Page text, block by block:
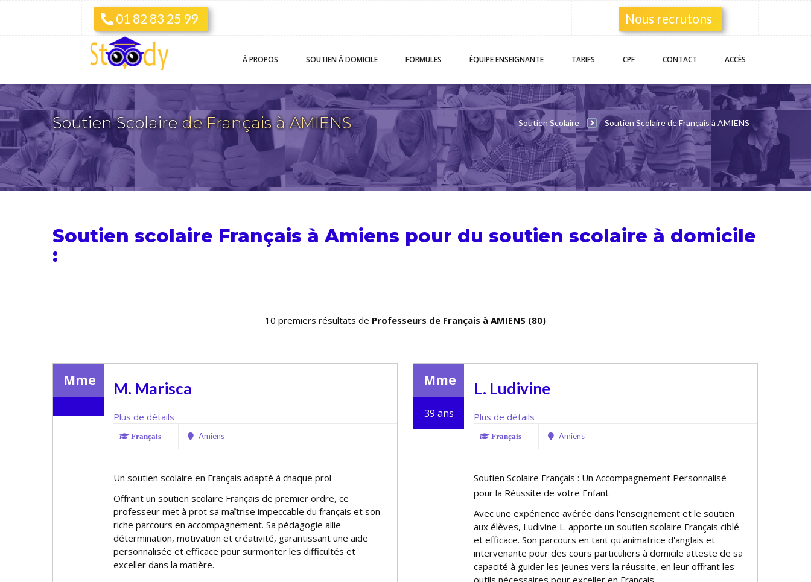
01 82 83 25 99 Nous recrutons
À PROPOS SOUTIENÀ DOMICILE FORMULES ÉQUIPEENSEIGNANTE TARIFS CPF CONTACT ACCÈS
Soutien Scolairede Français à AMIENS Soutien Scolaire Soutien Scolaire de Français à AMIENS
Soutien scolaire Français à Amiens pour du soutien scolaire à domicile
:
10 premiers résultats de Professeurs de Français à AMIENS (80)
Mme M. Marisca
Plus de détails
Français Amiens
Un soutien scolaire en Français adapté à chaque profil
Offrant un soutien scolaire Français de premier ordre, ce
professeur met à profit sa maîtrise impeccable du français et son
riche parcours en accompagnement. Sa pédagogie allie
détermination, motivation et créativité, garantissant une aide
personnalisée et efficace pour surmonter les difficultés et
exceller dans la matière.
Mme
39 ans
L. Ludivine
Plus de détails
Français Amiens
Soutien Scolaire Français : Un Accompagnement Personnalisé
pour la Réussite de votre Enfant
Avec une expérience avérée dans l'enseignement et le soutien
aux élèves, Ludivine L. apporte un soutien scolaire Français ciblé
et efficace. Son parcours en tant qu'animatrice d'anglais et
intervenante pour des cours particuliers à domicile atteste de sa
capacité à guider les jeunes vers la réussite, en leur offrant les
outils nécessaires pour exceller en Français.